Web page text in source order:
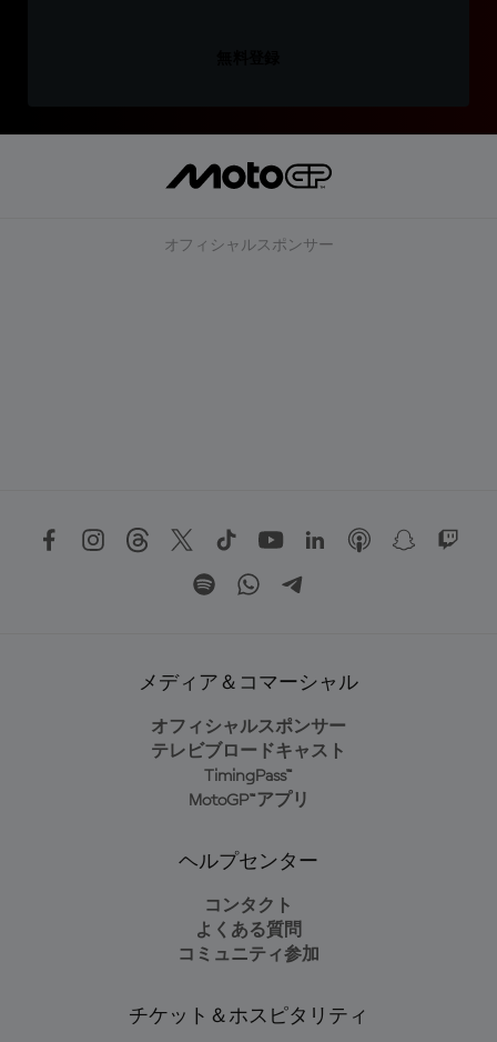
オフィシャルスポンサー
メディア＆コマーシャル
オフィシャルスポンサー
テレビブロードキャスト
TimingPass™
MotoGP™アプリ
ヘルプセンター
コンタクト
よくある質問
コミュニティ参加
チケット＆ホスピタリティ